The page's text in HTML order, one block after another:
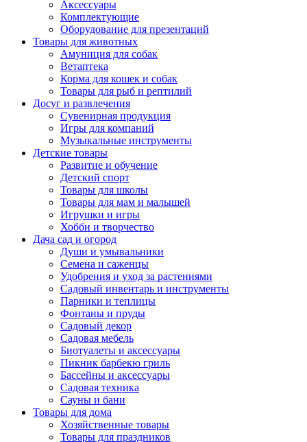
Аксессуары
Комплектующие
Оборудование для презентаций
Товары для животных
Амуниция для собак
Ветаптека
Корма для кошек и собак
Товары для рыб и рептилий
Досуг и развлечения
Сувенирная продукция
Игры для компаний
Музыкальные инструменты
Детские товары
Развитие и обучение
Детский спорт
Товары для школы
Товары для мам и малышей
Игрушки и игры
Хобби и творчество
Дача сад и огород
Души и умывальники
Семена и саженцы
Удобрения и уход за растениями
Садовый инвентарь и инструменты
Парники и теплицы
Фонтаны и пруды
Садовый декор
Садовая мебель
Биотуалеты и аксессуары
Пикник барбекю гриль
Бассейны и аксессуары
Садовая техника
Сауны и бани
Товары для дома
Хозяйственные товары
Товары для праздников